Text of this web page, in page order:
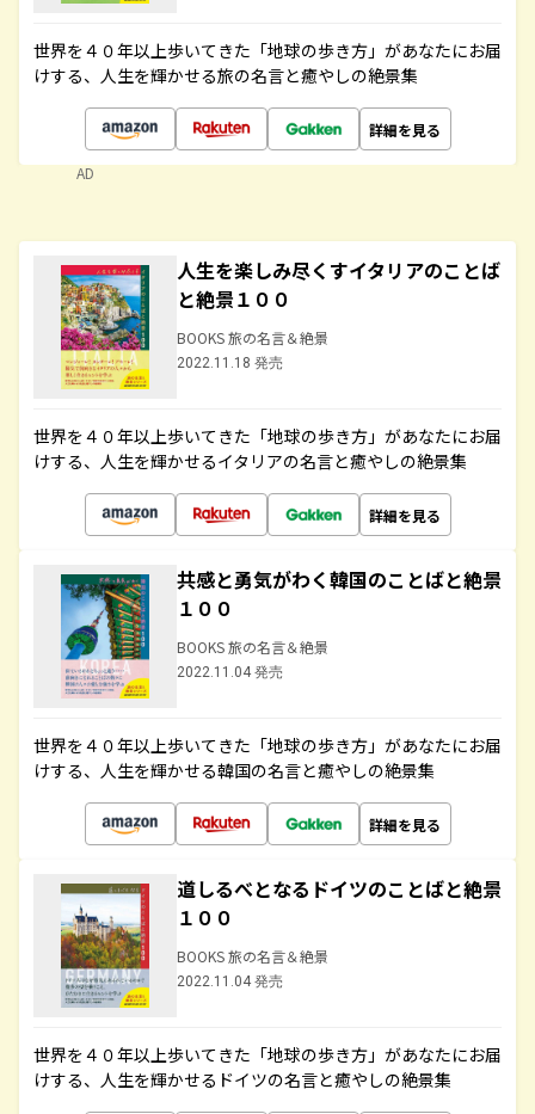
世界を４０年以上歩いてきた「地球の歩き方」があなたにお届
けする、人生を輝かせる旅の名言と癒やしの絶景集
詳細を見る
AD
人生を楽しみ尽くすイタリアのことば
と絶景１００
BOOKS 旅の名言＆絶景
2022.11.18 発売
世界を４０年以上歩いてきた「地球の歩き方」があなたにお届
けする、人生を輝かせるイタリアの名言と癒やしの絶景集
詳細を見る
共感と勇気がわく韓国のことばと絶景
１００
BOOKS 旅の名言＆絶景
2022.11.04 発売
世界を４０年以上歩いてきた「地球の歩き方」があなたにお届
けする、人生を輝かせる韓国の名言と癒やしの絶景集
詳細を見る
道しるべとなるドイツのことばと絶景
１００
BOOKS 旅の名言＆絶景
2022.11.04 発売
世界を４０年以上歩いてきた「地球の歩き方」があなたにお届
けする、人生を輝かせるドイツの名言と癒やしの絶景集